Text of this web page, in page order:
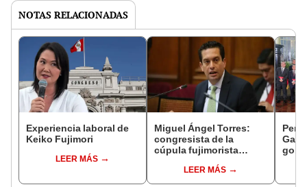
NOTAS RELACIONADAS
Experiencia laboral de
Keiko Fujimori
LEER MÁS
Miguel Ángel Torres:
congresista de la
cúpula fujimorista
del SenadoLEER MÁS